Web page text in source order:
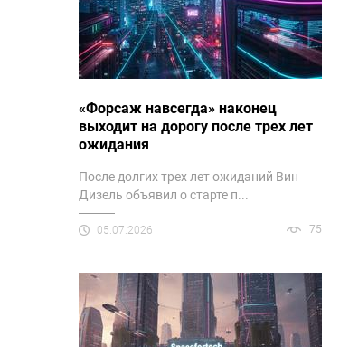
«Форсаж навсегда» наконец
выходит на дорогу после трех лет
ожидания
После долгих трех лет ожиданий Вин
Дизель объявил о старте п...
05.07.2026 75